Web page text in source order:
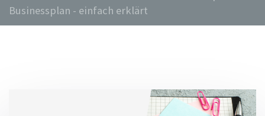
Businessplan - einfach erklärt